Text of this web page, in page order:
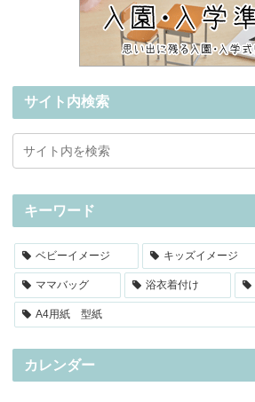
サイト内検索
キーワード
ベビーイメージ キッズイメージ
ママバッグ 浴衣着付け
A4用紙 型紙
カレンダー